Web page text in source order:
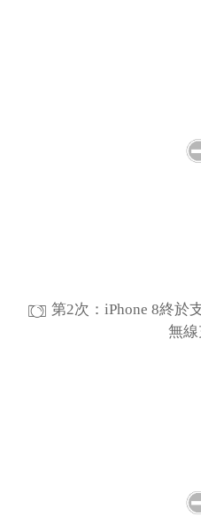
第2次：iPhone 8終於
無